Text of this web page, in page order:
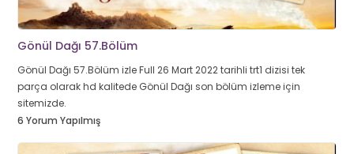
Gönül Dağı 57.Bölüm
Gönül Dağı 57.Bölüm izle Full 26 Mart 2022 tarihli trt1 dizisi tek
parça olarak hd kalitede Gönül Dağı son bölüm izleme için
sitemizde.
6 Yorum Yapılmış